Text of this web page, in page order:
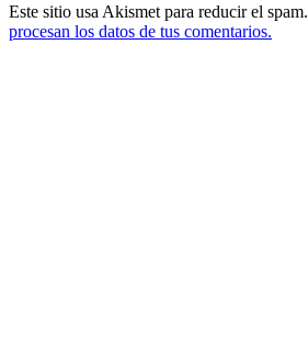
Este sitio usa Akismet para reducir el spam.
procesan los datos de tus comentarios.